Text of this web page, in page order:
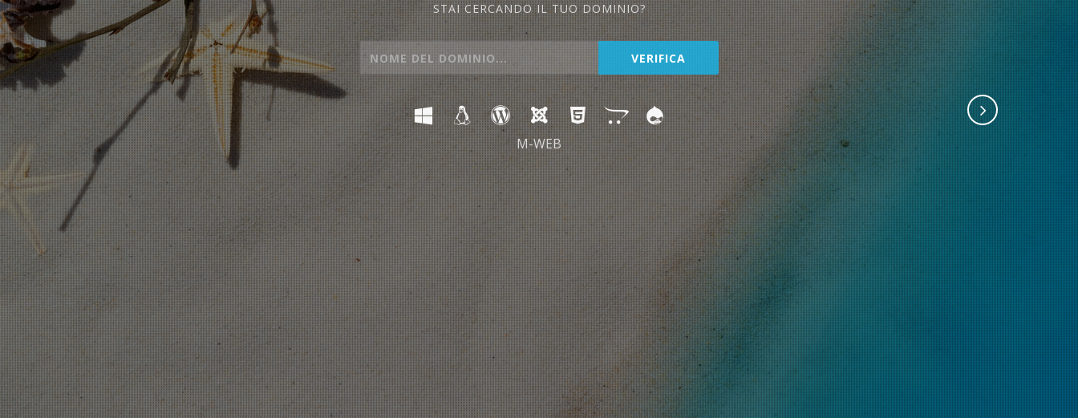
STAI CERCANDO IL TUO DOMINIO?
M-WEB